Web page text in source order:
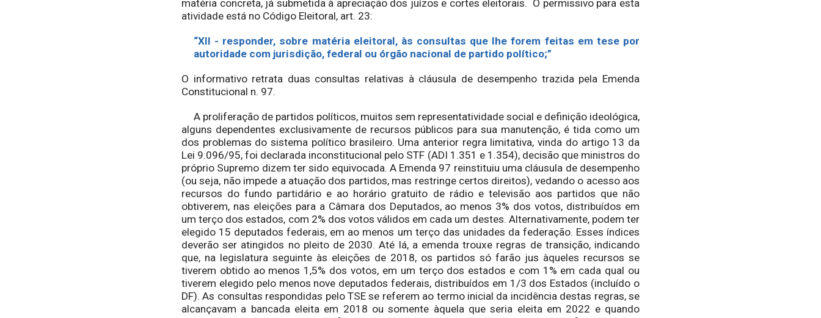
matéria concreta, já submetida à apreciação dos juízos e cortes eleitorais. O permissivo para esta
atividade está no Código Eleitoral, art. 23:
“XII - responder, sobre matéria eleitoral, às consultas que lhe forem feitas em tese por
autoridade com jurisdição, federal ou órgão nacional de partido político;”
O informativo retrata duas consultas relativas à cláusula de desempenho trazida pela Emenda
Constitucional n. 97.
A proliferação de partidos políticos, muitos sem representatividade social e definição ideológica,
alguns dependentes exclusivamente de recursos públicos para sua manutenção, é tida como um
dos problemas do sistema político brasileiro. Uma anterior regra limitativa, vinda do artigo 13 da
Lei 9.096/95, foi declarada inconstitucional pelo STF (ADI 1.351 e 1.354), decisão que ministros do
próprio Supremo dizem ter sido equivocada. A Emenda 97 reinstituiu uma cláusula de desempenho
(ou seja, não impede a atuação dos partidos, mas restringe certos direitos), vedando o acesso aos
recursos do fundo partidário e ao horário gratuito de rádio e televisão aos partidos que não
obtiverem, nas eleições para a Câmara dos Deputados, ao menos 3% dos votos, distribuídos em
um terço dos estados, com 2% dos votos válidos em cada um destes. Alternativamente, podem ter
elegido 15 deputados federais, em ao menos um terço das unidades da federação. Esses índices
deverão ser atingidos no pleito de 2030. Até lá, a emenda trouxe regras de transição, indicando
que, na legislatura seguinte às eleições de 2018, os partidos só farão jus àqueles recursos se
tiverem obtido ao menos 1,5% dos votos, em um terço dos estados e com 1% em cada qual ou
tiverem elegido pelo menos nove deputados federais, distribuídos em 1/3 dos Estados (incluído o
DF). As consultas respondidas pelo TSE se referem ao termo inicial da incidência destas regras, se
alcançavam a bancada eleita em 2018 ou somente àquela que seria eleita em 2022 e quando